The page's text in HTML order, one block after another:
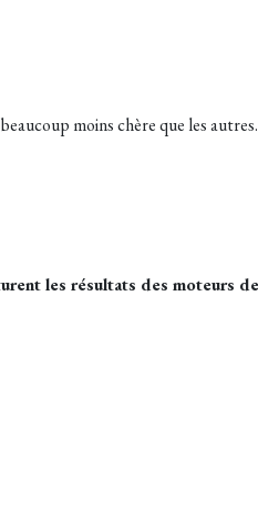
moins chère que les autres.
les résultats des moteurs